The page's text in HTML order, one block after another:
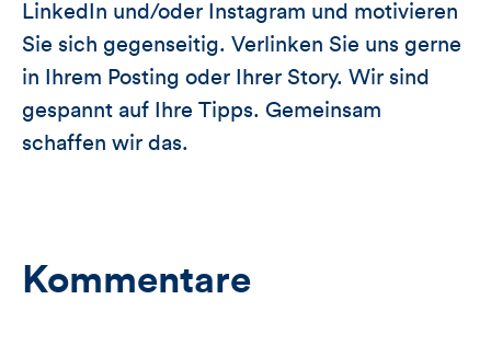
LinkedIn und/oder Instagram und motivieren
Sie sich gegenseitig. Verlinken Sie uns gerne
in Ihrem Posting oder Ihrer Story. Wir sind
gespannt auf Ihre Tipps. Gemeinsam
schaffen wir das.
Kommentare